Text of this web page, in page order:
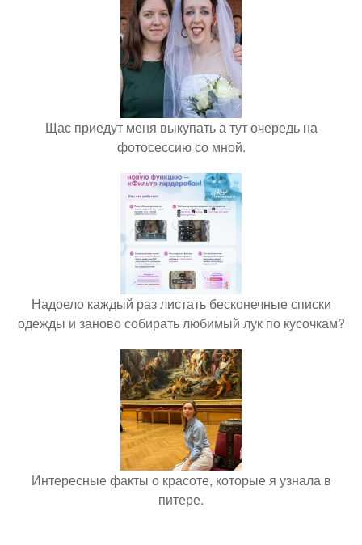
Щас приедут меня выкупать а тут очередь на
фотосессию со мной.
Надоело каждый раз листать бесконечные списки
одежды и заново собирать любимый лук по кусочкам?
Интересные факты о красоте, которые я узнала в
питере.